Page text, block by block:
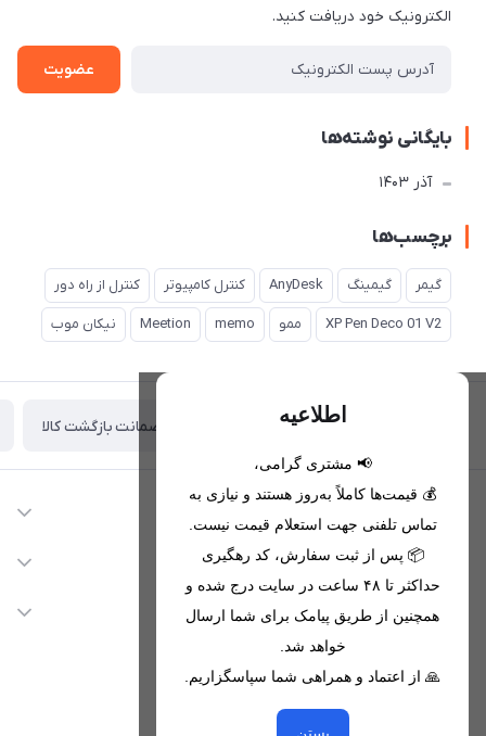
الکترونیک خود دریافت کنید.
عضویت
بایگانی نوشته‌ها
آذر 1403
برچسب‌ها
گیمر گیمینگ AnyDesk کنترل کامپیوتر کنترل از راه دور
XP Pen Deco 01 V2 ممو memo
Meetion نیکان موب
اطلاعیه
📢 مشتری گرامی،
💰 قیمت‌ها کاملاً به‌روز هستند و نیازی به
تماس تلفنی جهت استعلام قیمت نیست.
📦 پس از ثبت سفارش، کد رهگیری
حداکثر تا ۴۸ ساعت در سایت درج شده و
همچنین از طریق پیامک برای شما ارسال
خواهد شد.
🙏 از اعتماد و همراهی شما سپاسگزاریم.
تحویل اکسپرس(با هماهنگی) ضمانت بازگشت کالا
اطلاعات تماس
09221680256 - 09373782289
nikanmobstore@gmail.com
هرمزگان، بندرخمیر، شهرک رودبار
دسترسی سریع
لیست محصولات
خدمات مشتریان
حریم خصوصی
از جدید‌ترین تخفیف‌ها با‌ خبر شوید